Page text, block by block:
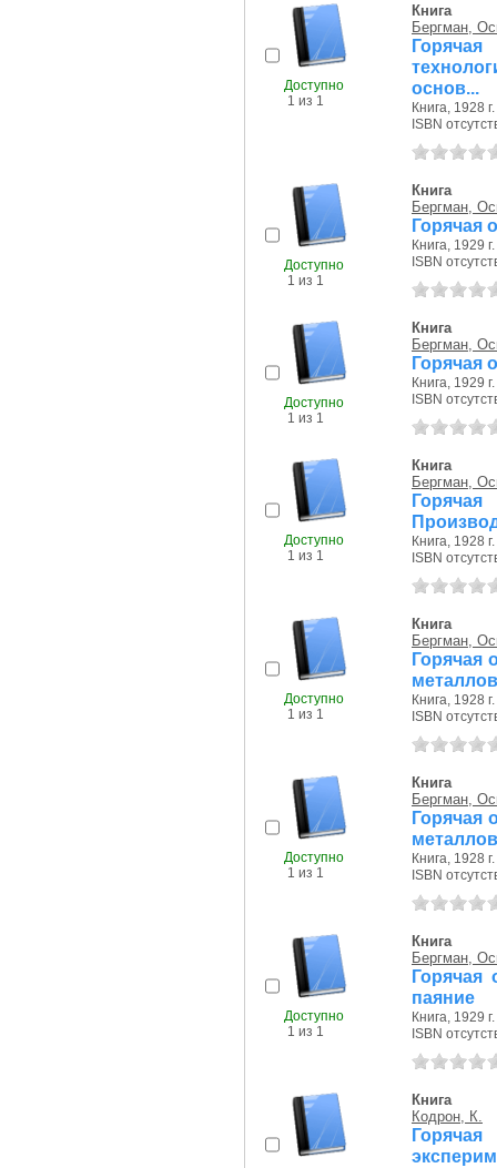
Доступно
1 из 1
Книга
Бергман,
основ...
Книга, 1928 г.
ISBN
Доступно
1 из 1
Книга
Бергман,
Горячая
Книга, 1929 г.
ISBN
Доступно
1 из 1
Книга
Бергман,
Горячая
Книга, 1929 г.
ISBN
Доступно
1 из 1
Книга
Бергман,
Книга, 1928 г.
ISBN
Доступно
1 из 1
Книга
Бергман,
Горячая
Книга, 1928 г.
ISBN
Доступно
1 из 1
Книга
Бергман,
Горячая
Книга, 1928 г.
ISBN
Доступно
1 из 1
Книга
Бергман,
Горячая
паяние
Книга, 1929 г.
ISBN
Книга
Кодрон, К.
Горячая